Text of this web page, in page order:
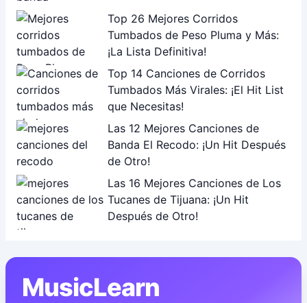
Top 26 Mejores Corridos
Tumbados de Peso Pluma y Más:
¡La Lista Definitiva!
Top 14 Canciones de Corridos
Tumbados Más Virales: ¡El Hit List
que Necesitas!
Las 12 Mejores Canciones de
Banda El Recodo: ¡Un Hit Después
de Otro!
Las 16 Mejores Canciones de Los
Tucanes de Tijuana: ¡Un Hit
Después de Otro!
MusicLearn